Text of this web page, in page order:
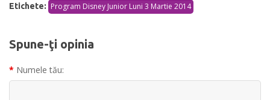
Etichete: Program Disney Junior Luni 3 Martie 2014
Spune-ţi opinia
Numele tău: